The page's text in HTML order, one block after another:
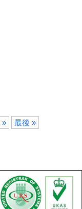
» 最後 »